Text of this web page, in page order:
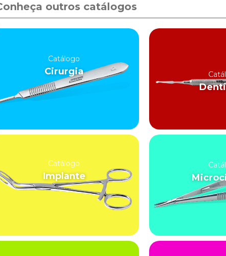
outros catálogos
Catálogo
Cirurgia
Catálogo
Implante